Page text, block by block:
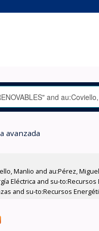
avanzada
Manlio and au:Pérez,
Eléctrica and su-
and su-to:Recursos